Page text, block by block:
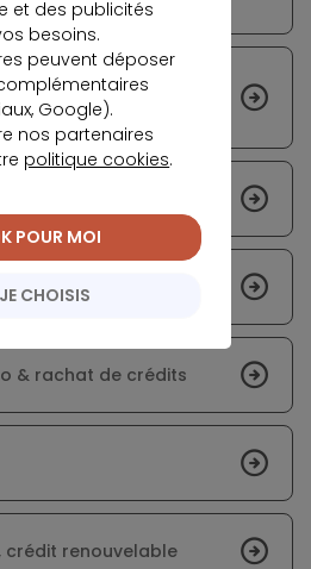
Banque) : avis
crédit conso
offres et tarifs
& rachat de crédits
crédit renouvelable
et des publicités
besoins.
peuvent déposer
Google).
nos partenaires
politique cookies.
JE CHOISIS
POUR MOI